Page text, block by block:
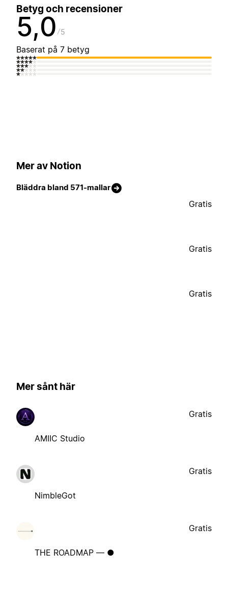
Betyg och recensioner
5,0 5
Baserat på 7 betyg
Mer av Notion
Bläddra bland 571-mallar
Gratis
Gratis
Gratis
Mer sånt här
AMIIC Studio
Gratis
NimbleGot
Gratis
THE ROADMAP — ●
Gratis